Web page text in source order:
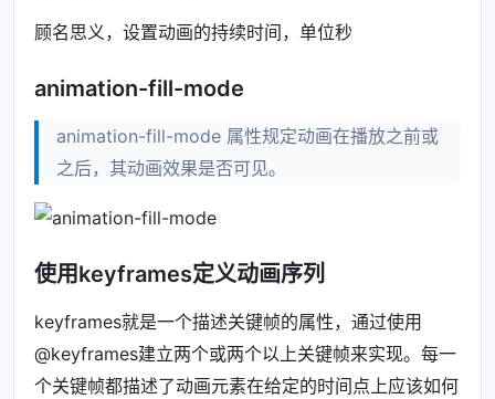
顾名思义，设置动画的持续时间，单位秒
animation-fill-mode
animation-fill-mode 属性规定动画在播放之前或
之后，其动画效果是否可见。
使用keyframes定义动画序列
keyframes就是一个描述关键帧的属性，通过使用
@keyframes建立两个或两个以上关键帧来实现。每一
个关键帧都描述了动画元素在给定的时间点上应该如何